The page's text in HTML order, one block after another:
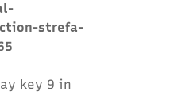
strefa-
key 9 in